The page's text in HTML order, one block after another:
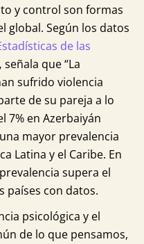
y control son formas
global. Según los datos
de las
señala que “La
sufrido violencia
de su pareja a lo
7% en Azerbaiyán
mayor prevalencia
Latina y el Caribe. En
supera el
países con datos.
psicológica y el
de lo que pensamos,